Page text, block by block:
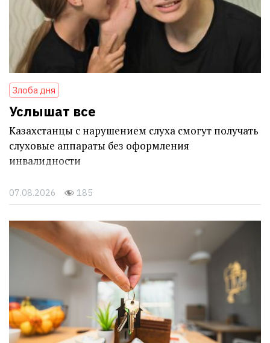
Злоба дня
Услышат все
Казахстанцы с нарушением слуха смогут получать
слуховые аппараты без оформления
инвалидности
07.08.2026 185